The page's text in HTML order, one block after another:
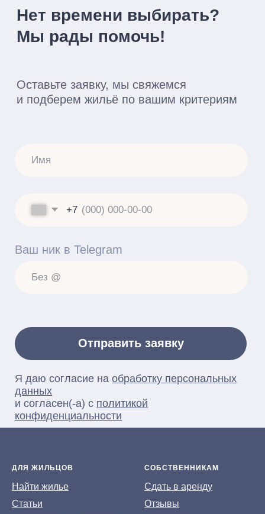
ДЛЯ ЖИЛЬЦОВ
Найти жилье
Статьи
СОБСТВЕННИКАМ
Сдать в аренду
Отзывы